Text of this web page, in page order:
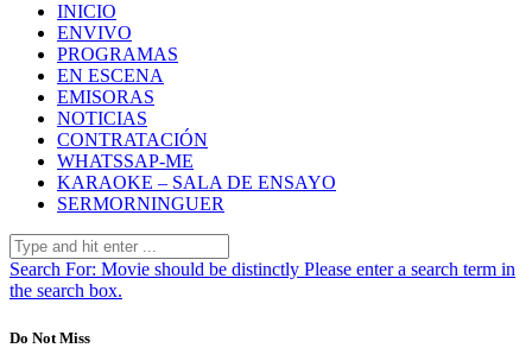
INICIO
ENVIVO
PROGRAMAS
EN ESCENA
EMISORAS
NOTICIAS
CONTRATACIÓN
WHATSSAP-ME
KARAOKE – SALA DE ENSAYO
SERMORNINGUER
Search For: Movie should be distinctly Please enter a search term in
the search box.
Do Not Miss